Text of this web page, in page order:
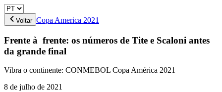
Voltar Copa America 2021
Frente à frente: os números de Tite e Scaloni antes
da grande final
Vibra o continente: CONMEBOL Copa América 2021
8 de julho de 2021